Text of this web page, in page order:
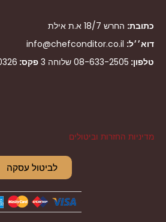
כתובת: החרש 18/7 א.ת אילת
דוא׳׳ל: info@chefconditor.co.il
טלפון: 08-633-2505 שלוחה 3 פקס:
מדיניות החזרות וביטולים
לביטול עסקה